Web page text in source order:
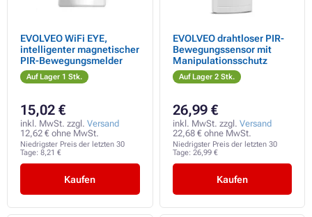
EVOLVEO WiFi EYE,
intelligenter magnetischer
PIR-Bewegungsmelder
Auf Lager 1 Stk.
15,02 €
inkl. MwSt. zzgl. Versand
12,62 € ohne MwSt.
Niedrigster Preis der letzten 30
Tage: 8,21 €
Kaufen
EVOLVEO drahtloser PIR-
Bewegungssensor mit
Manipulationsschutz
Auf Lager 2 Stk.
26,99 €
inkl. MwSt. zzgl. Versand
22,68 € ohne MwSt.
Niedrigster Preis der letzten 30
Tage: 26,99 €
Kaufen